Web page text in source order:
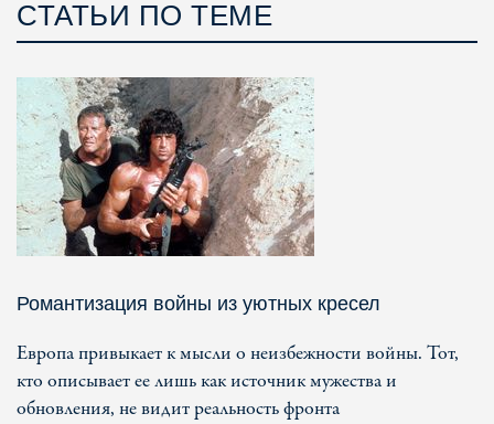
СТАТЬИ ПО ТЕМЕ
Романтизация войны из уютных кресел
Европа привыкает к мысли о неизбежности войны. Тот,
кто описывает ее лишь как источник мужества и
обновления, не видит реальность фронта